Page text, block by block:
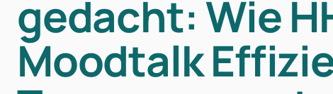
gedacht: Wie
Moodtalk